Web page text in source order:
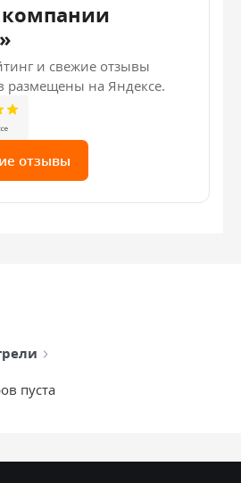
и свежие отзывы
размещены на Яндексе.
отзывы
пуста